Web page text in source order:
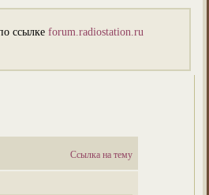
ссылке forum.radiostation.ru
Ссылка на тему